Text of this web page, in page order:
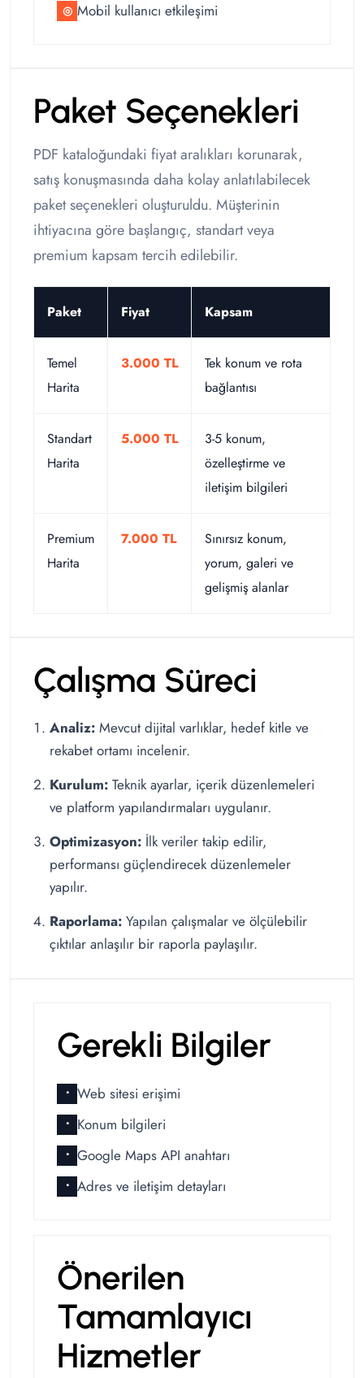
◎ Mobil kullanıcı etkileşimi
Paket Seçenekleri
PDF kataloğundaki fiyat aralıkları korunarak,
satış konuşmasında daha kolay anlatılabilecek
paket seçenekleri oluşturuldu. Müşterinin
ihtiyacına göre başlangıç, standart veya
premium kapsam tercih edilebilir.
Paket Fiyat Kapsam
Temel
Harita
3.000 TL
Tek konum ve rota
bağlantısı
Standart
Harita
5.000 TL
3-5 konum,
özelleştirme ve
iletişim bilgileri
Premium
Harita
7.000 TL
Sınırsız konum,
yorum, galeri ve
gelişmiş alanlar
Çalışma Süreci
Analiz: Mevcut dijital varlıklar, hedef kitle ve
rekabet ortamı incelenir.
Kurulum: Teknik ayarlar, içerik düzenlemeleri
ve platform yapılandırmaları uygulanır.
Optimizasyon: İlk veriler takip edilir,
performansı güçlendirecek düzenlemeler
yapılır.
Raporlama: Yapılan çalışmalar ve ölçülebilir
çıktılar anlaşılır bir raporla paylaşılır.
Gerekli Bilgiler
• Web sitesi erişimi
• Konum bilgileri
• Google Maps API anahtarı
• Adres ve iletişim detayları
Önerilen
Tamamlayıcı
Hizmetler